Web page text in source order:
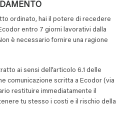
ordinato, hai il potere di recedere
entro 7 giorni lavorativi dalla
è necessario fornire una ragione
ai sensi dell’articolo 6.1 delle
comunicazione scritta a Ecodor (via
restituire immediatamente il
tu stesso i costi e il rischio della